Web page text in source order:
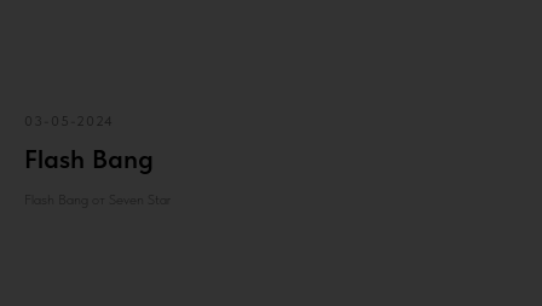
03-05-2024
Flash Bang
Flash Bang от Seven Star